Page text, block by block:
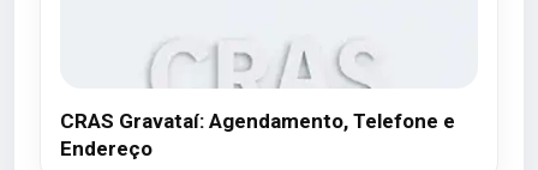
CRAS Gravataí: Agendamento, Telefone e
Endereço